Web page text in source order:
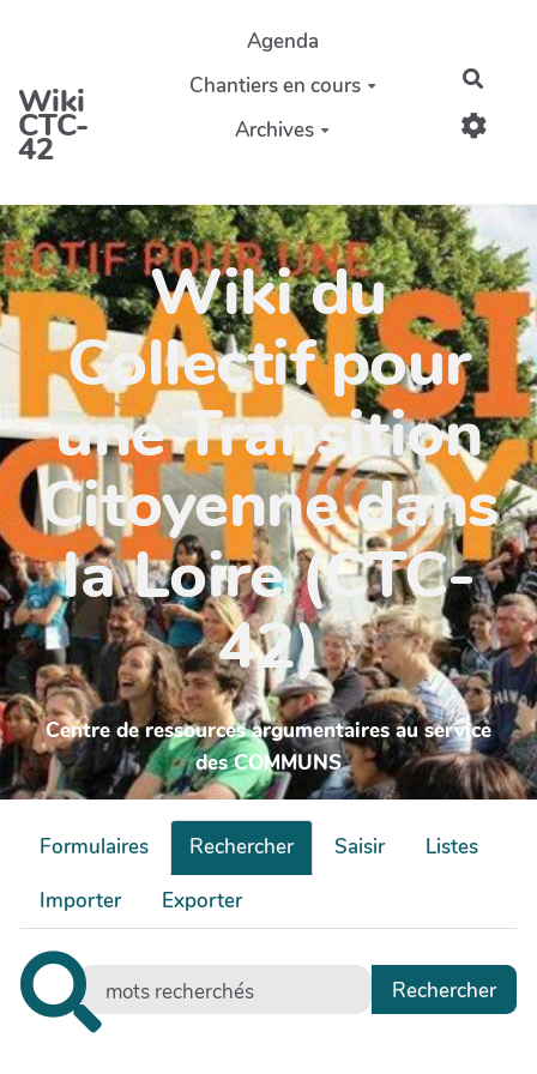
Aller au contenu principal
Wiki
CTC-
42
Agenda
Chantiers en cours
Archives
Wiki du
Collectif pour
une Transition
Citoyenne dans
la Loire (CTC-
42)
Centre de ressources argumentaires au service
des COMMUNS
Formulaires Rechercher Saisir
Listes
Importer
Exporter